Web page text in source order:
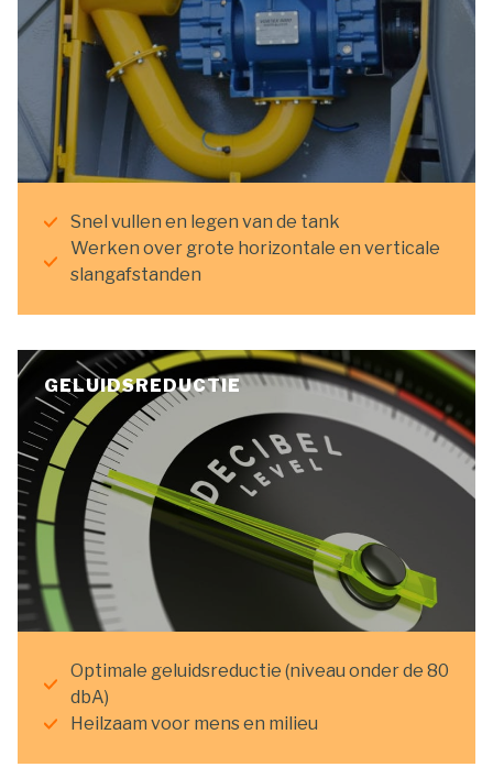
Snel vullen en legen van de tank
Werken over grote horizontale en verticale
slangafstanden
GELUIDSREDUCTIE
Optimale geluidsreductie (niveau onder de 80
dbA)
Heilzaam voor mens en milieu